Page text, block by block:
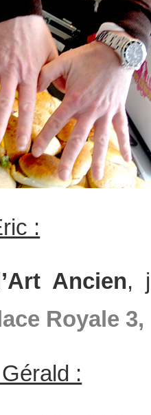
:
Ancien,
Royale
: